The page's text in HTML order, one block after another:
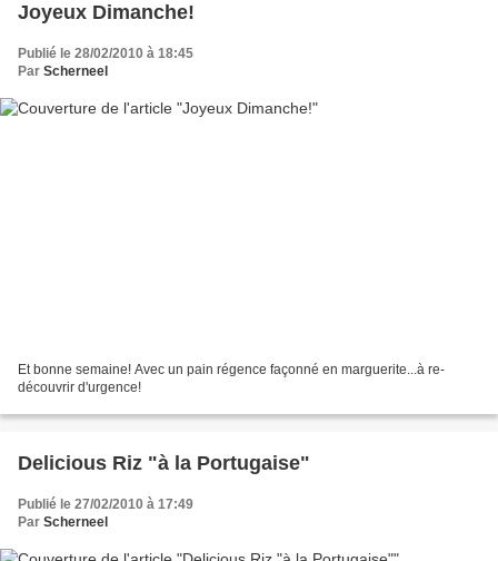
Joyeux Dimanche!
Publié le 28/02/2010 à 18:45
Par Scherneel
Et bonne semaine! Avec un pain régence façonné en marguerite...à re-
découvrir d'urgence!
Delicious Riz "à la Portugaise"
Publié le 27/02/2010 à 17:49
Par Scherneel